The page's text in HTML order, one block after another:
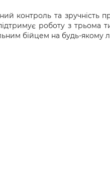
контроль та зручність
роботу з
бійцем на будь-якому